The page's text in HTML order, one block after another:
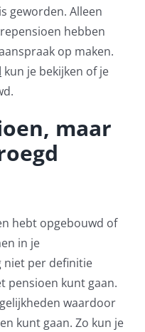
geworden. Alleen
hebben
op maken.
kun je bekijken of je
maar
hebt opgebouwd of
in je
niet per definitie
pensioen kunt gaan.
waardoor
kunt gaan. Zo kun je